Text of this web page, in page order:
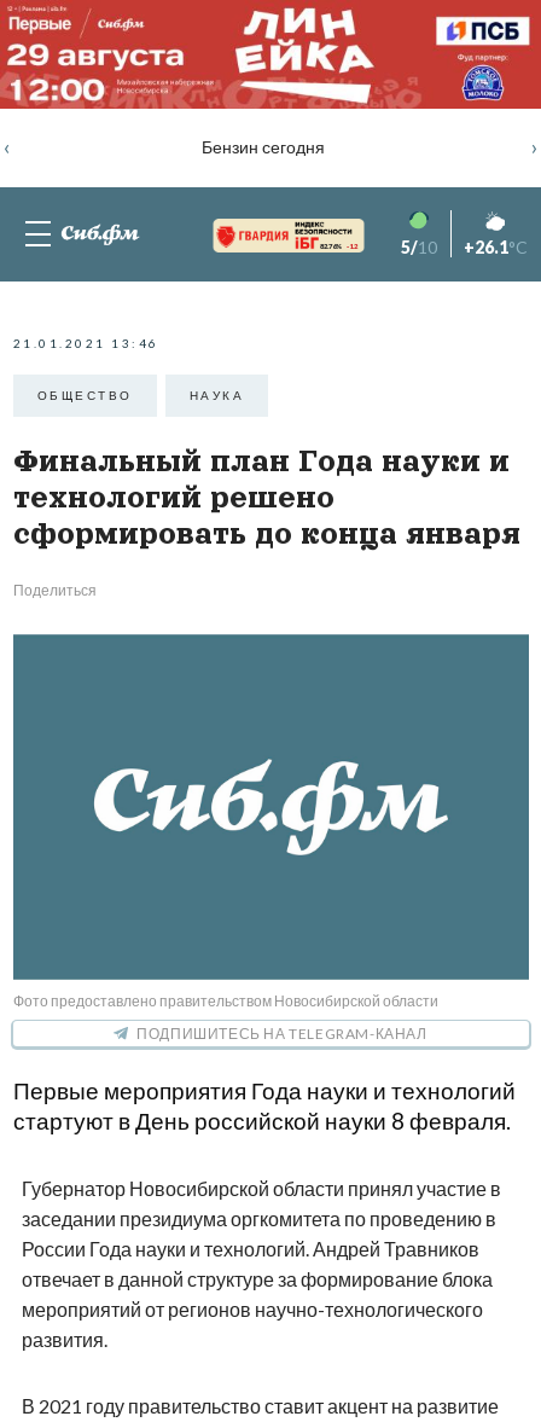
Бензин сегодня
‹ ›
82.76% -1.2 5/10 +26.1°C
21.01.2021 13:46
ОБЩЕСТВО НАУКА
Финальный план Года науки и
технологий решено
сформировать до конца января
Поделиться
Фото предоставлено правительством Новосибирской области
ПОДПИШИТЕСЬ НА TELEGRAM-КАНАЛ
Первые мероприятия Года науки и технологий
стартуют в День российской науки 8 февраля.
Губернатор Новосибирской области принял участие в
заседании президиума оргкомитета по проведению в
России Года науки и технологий. Андрей Травников
отвечает в данной структуре за формирование блока
мероприятий от регионов научно-технологического
развития.
В 2021 году правительство ставит акцент на развитие